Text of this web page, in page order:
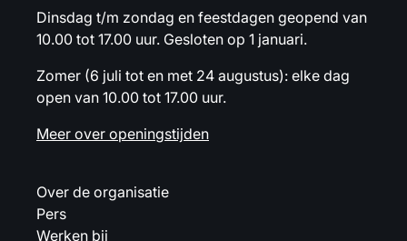
Dinsdag t/m zondag en feestdagen geopend van
10.00 tot 17.00 uur. Gesloten op 1 januari.
Zomer (6 juli tot en met 24 augustus): elke dag
open van 10.00 tot 17.00 uur.
Meer over openingstijden
Over de organisatie
Pers
Werken bij